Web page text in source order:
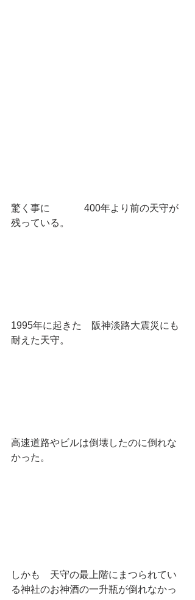
驚く事に　	400年より前の天守が
残っている。
1995年に起きた　阪神淡路大震災にも
耐えた天守。
高速道路やビルは倒壊したのに倒れな
かった。
しかも　天守の最上階にまつられてい
る神社のお神酒の一升瓶が倒れなかっ